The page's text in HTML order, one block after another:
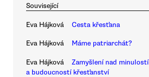
Související
Eva Hájková Cesta křesťana
Eva Hájková Máme patriarchát?
Eva Hájková
Zamyšlení nad minulostí
a budoucností křesťanství